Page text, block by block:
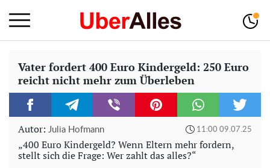
Vater fordert 400 Euro Kindergeld: 250 Euro
reicht nicht mehr zum Überleben
Autor: Julia Hofmann 11:00 09.07.25
„400 Euro Kindergeld? Wenn Eltern mehr fordern,
stellt sich die Frage: Wer zahlt das alles?“